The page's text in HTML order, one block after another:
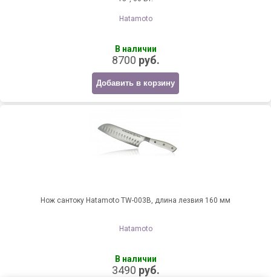
Hatamoto
В наличии
8700 руб.
Добавить в корзину
Нож сантоку Hatamoto TW-003B, длина лезвия 160 мм
Hatamoto
В наличии
3490 руб.